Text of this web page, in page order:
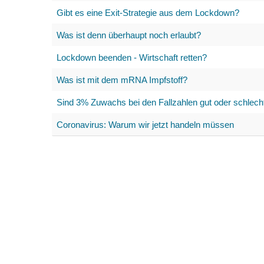
Gibt es eine Exit-Strategie aus dem Lockdown?
Was ist denn überhaupt noch erlaubt?
Lockdown beenden - Wirtschaft retten?
Was ist mit dem mRNA Impfstoff?
Sind 3% Zuwachs bei den Fallzahlen gut oder
Coronavirus: Warum wir jetzt handeln müssen